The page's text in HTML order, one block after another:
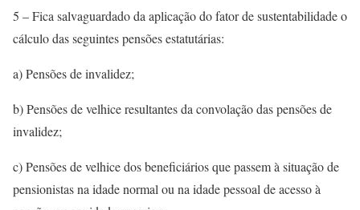
5 – Fica salvaguardado da aplicação do fator de sustentabilidade o
cálculo das seguintes pensões estatutárias:
a) Pensões de invalidez;
b) Pensões de velhice resultantes da convolação das pensões de
invalidez;
c) Pensões de velhice dos beneficiários que passem à situação de
pensionistas na idade normal ou na idade pessoal de acesso à